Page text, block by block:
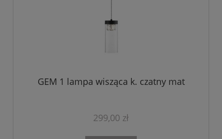
GEM 1 lampa wisząca k. czatny mat
299,00 zł